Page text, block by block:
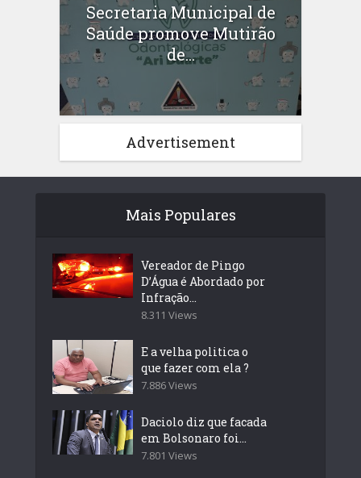
Secretaria Municipal de
Saúde promove Mutirão
de...
Advertisement
Mais Populares
Vereador de Pingo
D’Água é Abordado por
Infração...
8.311 Views
E a velha politica o
que fazer com ela ?
7.886 Views
Daciolo diz que facada
em Bolsonaro foi...
7.801 Views